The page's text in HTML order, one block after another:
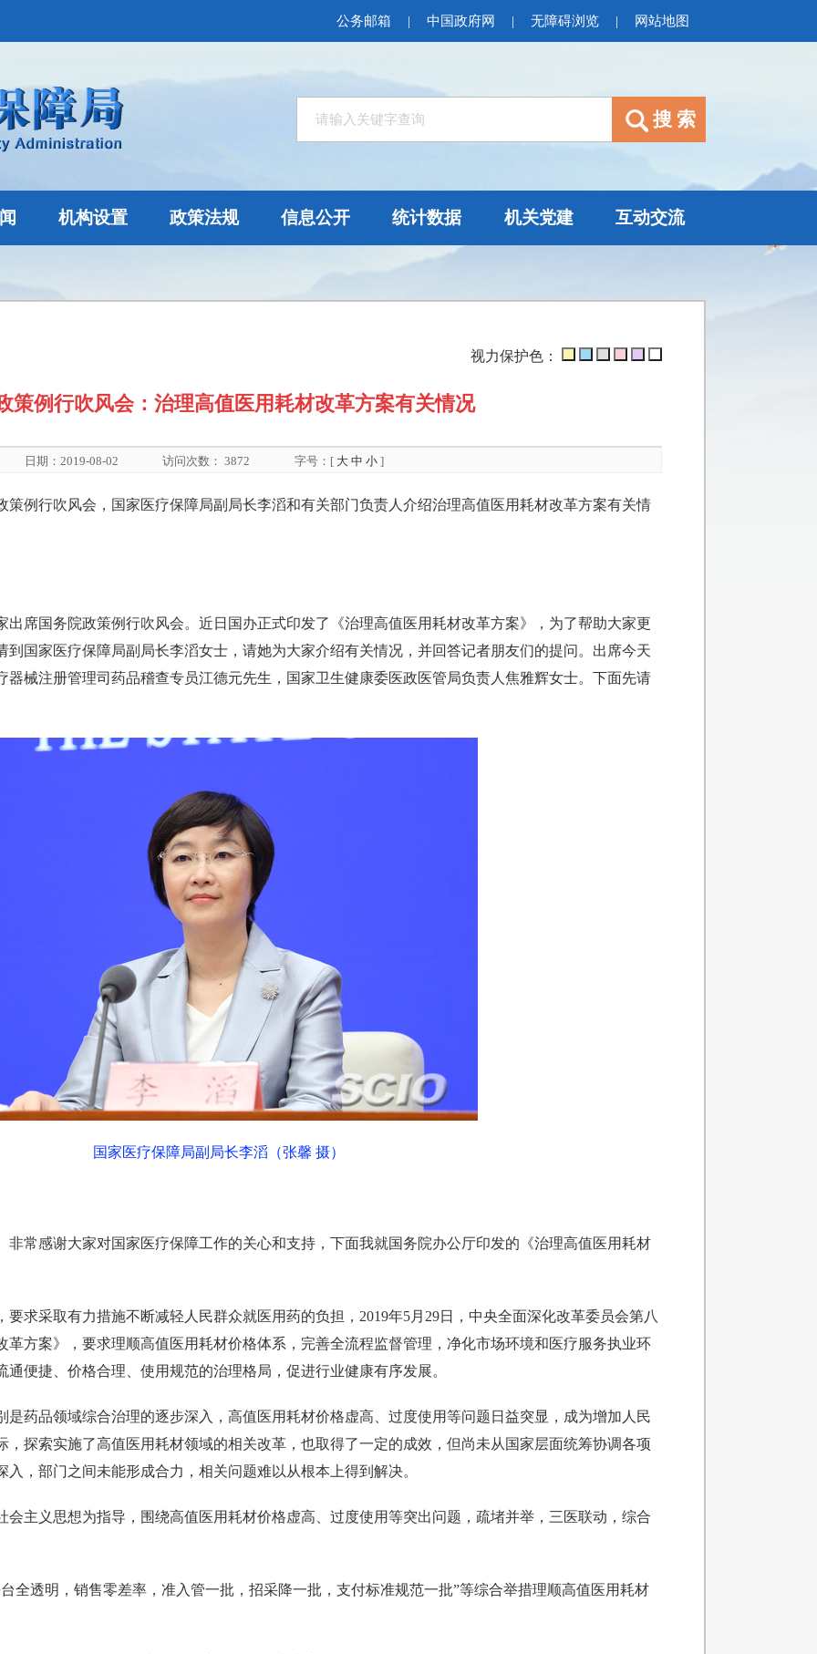
公务邮箱 | 中国政府网 | 无障碍浏览 | 网站地图
机构设置 政策法规 信息公开 统计数据 机关党建 互动交流
视力保护色：
策例行吹风会：治理高值医用耗材改革方案有关情况
日期：2019-08-02 访问次数：3872 字号：[ 大 中 小 ]
策例行吹风会，国家医疗保障局副局长李滔和有关部门负责人介绍治理高值医用耗材改革方案有关情
出席国务院政策例行吹风会。近日国办正式印发了《治理高值医用耗材改革方案》，为了帮助大家更
国家医疗保障局副局长李滔女士，请她为大家介绍有关情况，并回答记者朋友们的提问。出席今天
器械注册管理司药品稽查专员江德元先生，国家卫生健康委医政医管局负责人焦雅辉女士。下面先请
国家医疗保障局副局长李滔（张馨 摄）
非常感谢大家对国家医疗保障工作的关心和支持，下面我就国务院办公厅印发的《治理高值医用耗材
求采取有力措施不断减轻人民群众就医用药的负担，2019年5月29日，中央全面深化改革委员会第八
革方案》，要求理顺高值医用耗材价格体系，完善全流程监督管理，净化市场环境和医疗服务执业环
便捷、价格合理、使用规范的治理格局，促进行业健康有序发展。
是药品领域综合治理的逐步深入，高值医用耗材价格虚高、过度使用等问题日益突显，成为增加人民
探索实施了高值医用耗材领域的相关改革，也取得了一定的成效，但尚未从国家层面统筹协调各项
，部门之间未能形成合力，相关问题难以从根本上得到解决。
会主义思想为指导，围绕高值医用耗材价格虚高、过度使用等突出问题，疏堵并举，三医联动，综合
全透明，销售零差率，准入管一批，招采降一批，支付标准规范一批”等综合举措理顺高值医用耗材